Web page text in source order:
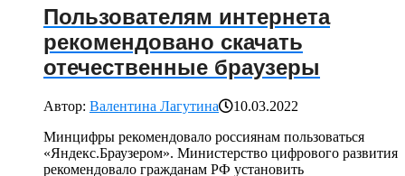
Пользователям интернета
рекомендовано скачать
отечественные браузеры
Автор: Валентина Лагутина
10.03.2022
Минцифры рекомендовало россиянам пользоваться
«Яндекс.Браузером». Министерство цифрового развития
рекомендовало гражданам РФ установить